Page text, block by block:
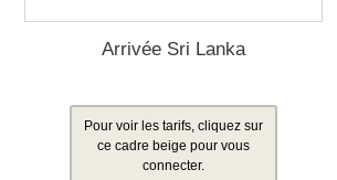
Arrivée Sri Lanka
Pour voir les tarifs, cliquez sur
ce cadre beige pour vous
connecter.